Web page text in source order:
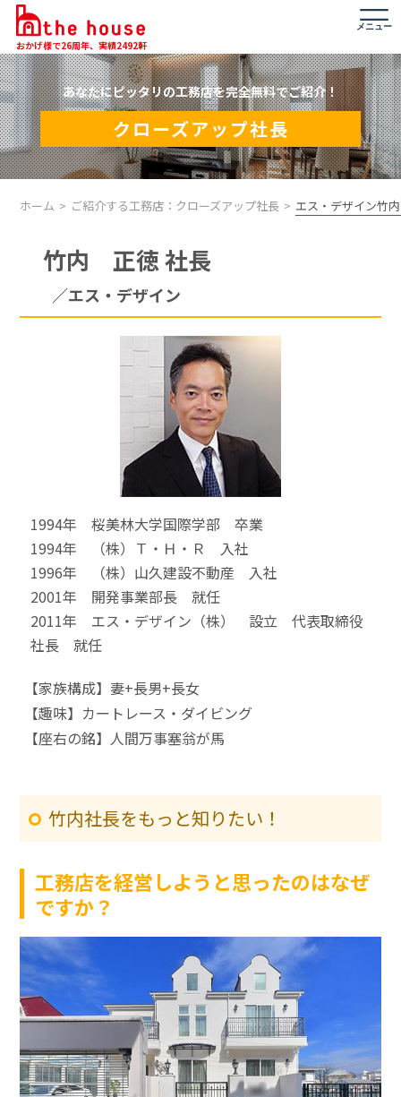
おかげ様で26周年、実績2492軒
メニュー
あなたにピッタリの工務店を完全無料でご紹介！
クローズアップ社長
ホーム ご紹介する工務店： クローズアップ社長 エス・デザイン竹
竹内 正徳 社長
／エス・デザイン
1994年 桜美林大学国際学部 卒業
1994年 （株）Ｔ・Ｈ・Ｒ 入社
1996年 （株）山久建設不動産 入社
2001年 開発事業部長 就任
2011年 エス・デザイン（株） 設立 代表取締役
社長 就任
【家族構成】妻+長男+長女
【趣味】カートレース・ダイビング
【座右の銘】人間万事塞翁が馬
竹内社長をもっと知りたい！
工務店を経営しようと思ったのはなぜ
ですか？